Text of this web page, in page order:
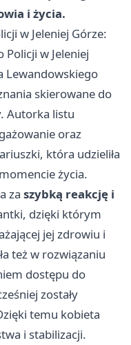
i życia.
w Jeleniej Górze:
w Jeleniej
Lewandowskiego
skierowane do
Autorka listu
oraz
która udzieliła
życia.
za szybką reakcję i
dzięki którym
jej zdrowiu i
też w rozwiązaniu
dostępu do
zostały
temu kobieta
i stabilizacji.